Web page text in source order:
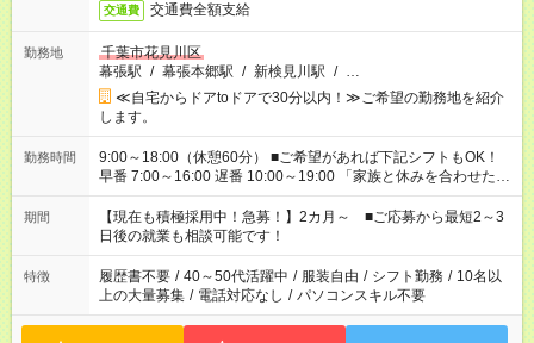
交通費 交通費全額支給
勤務地
千葉市花見川区
幕張駅 / 幕張本郷駅 / 新検見川駅 / …
≪自宅からドアtoドアで30分以内！≫ご希望の勤務地を紹介
します。
勤務時間
9:00～18:00（休憩60分） ■ご希望があれば下記シフトもOK！
早番 7:00～16:00 遅番 10:00～19:00 「家族と休みを合わせた
い」 「余裕を持って夕飯の準備がしたい」 「できれば残業はし
たくない」 など、ご希望を教えてくださいね。 ※Wワーク希望
の方へ 今ご覧のお仕事で希望する勤務時間と、もう1つのお仕事
の勤務時間。 合計で週40時間を超える場合は応募できません。
期間
【現在も積極採用中！急募！】2カ月～ ■ご応募から最短2～3
日後の就業も相談可能です！
特徴 履歴書不要 / 40～50代活躍中 / 服装自由 / シフト勤務 / 10名以
上の大量募集 / 電話対応なし / パソコンスキル不要